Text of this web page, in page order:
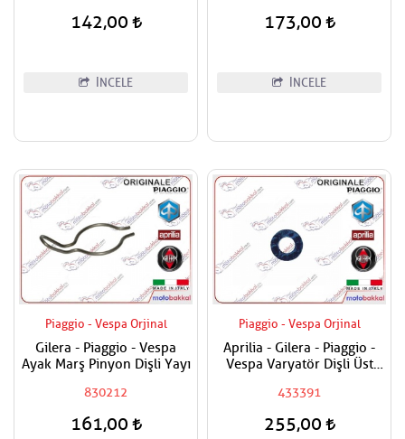
142,00
İNCELE
173,00
İNCELE
Piaggio - Vespa Orjinal
Gilera - Piaggio - Vespa
Ayak Marş Pinyon Dişli Yayı
830212
161,00
Piaggio - Vespa Orjinal
Aprilia - Gilera - Piaggio -
Vespa Varyatör Dişli Üst
433391
255,00